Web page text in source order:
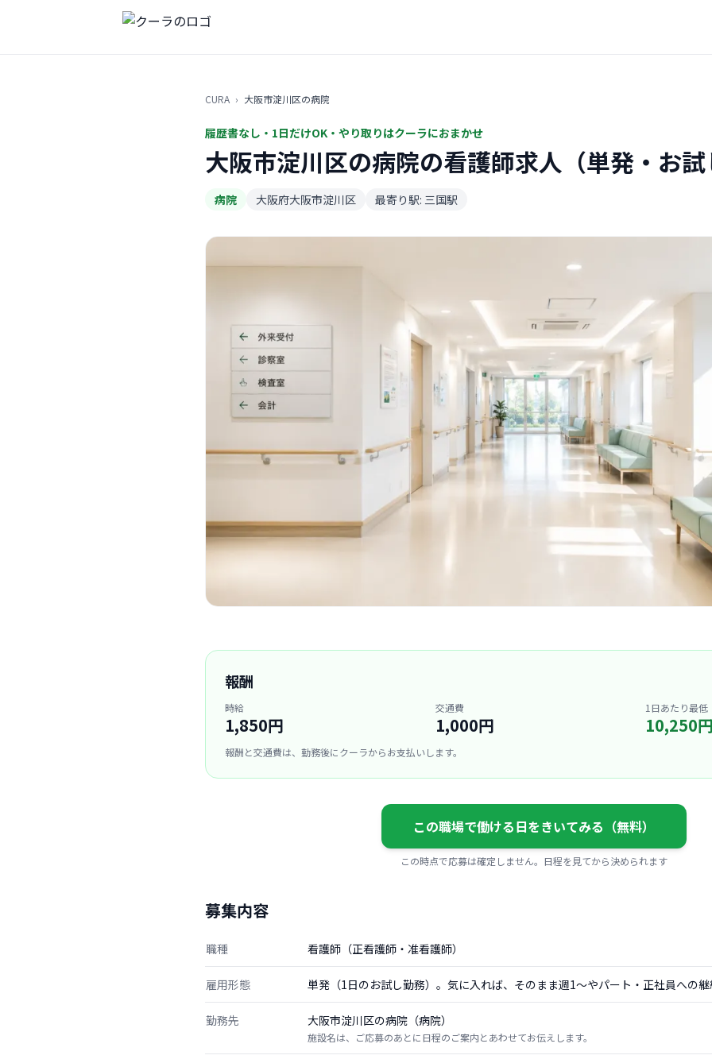
CURA › 大阪市淀川区の病院
履歴書なし・1日だけOK・やり取りはクーラにおまかせ
大阪市淀川区の病院の看護師求人（単発・お試
病院 大阪府大阪市淀川区 最寄り駅: 三国駅
報酬
時給
1,850円
交通費
1,000円
1日あたり最低
10,250円
報酬と交通費は、勤務後にクーラからお支払いします。
この職場で働ける日をきいてみる（無料）
この時点で応募は確定しません。日程を見てから決められます
募集内容
職種 看護師（正看護師・准看護師）
雇用形態 単発（1日のお試し勤務）。気に入れば、そのまま週1〜やパート・正社員への継
勤務先 大阪市淀川区の病院（病院）
施設名は、ご応募のあとに日程のご案内とあわせてお伝えします。